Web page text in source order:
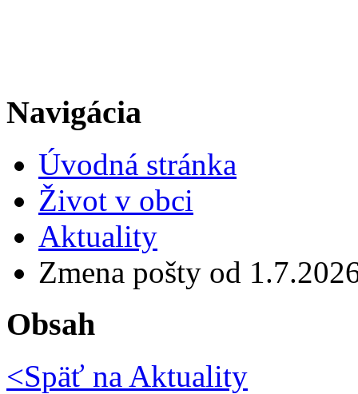
Navigácia
Úvodná stránka
Život v obci
Aktuality
Zmena pošty od
Obsah
<Späť na Aktuality